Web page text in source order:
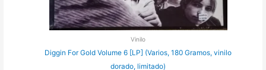
Vinilo
Diggin For Gold Volume 6 [LP] (Varios, 180 Gramos, vinilo
dorado, limitado)